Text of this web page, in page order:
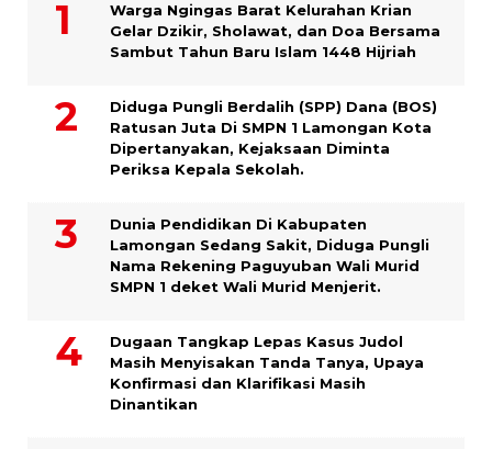
Warga Ngingas Barat Kelurahan Krian
Gelar Dzikir, Sholawat, dan Doa Bersama
Sambut Tahun Baru Islam 1448 Hijriah
Diduga Pungli Berdalih (SPP) Dana (BOS)
Ratusan Juta Di SMPN 1 Lamongan Kota
Dipertanyakan, Kejaksaan Diminta
Periksa Kepala Sekolah.
Dunia Pendidikan Di Kabupaten
Lamongan Sedang Sakit, Diduga Pungli
Nama Rekening Paguyuban Wali Murid
SMPN 1 deket Wali Murid Menjerit.
Dugaan Tangkap Lepas Kasus Judol
Masih Menyisakan Tanda Tanya, Upaya
Konfirmasi dan Klarifikasi Masih
Dinantikan